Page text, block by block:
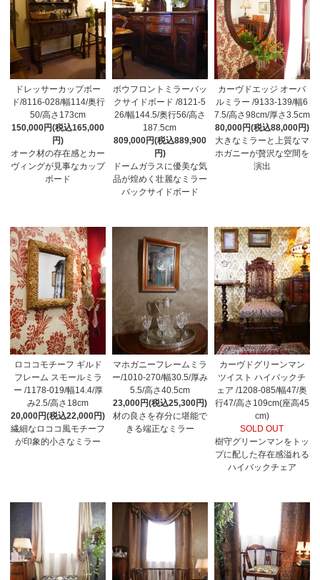
ドレッサーカップボー
ド/8116-028/幅114/奥行
50/高さ173cm
150,000円(税込165,000
円)
オーク材の存在感とカー
ヴィングが見事なカップ
ボード
ボウフロントミラーバッ
クサイドボード /8121-5
26/幅144.5/奥行56/高さ
187.5cm
809,000円(税込889,900
円)
ドームガラスに優美な気
品が煌めく壮麗なミラー
バックサイドボード
カーヴドエッジ オーバ
ルミラー /9133-139/幅6
7.5/高さ98cm/厚さ3.5cm
80,000円(税込88,000円)
大きなミラーと上質なマ
ホガニーが贅沢な空間を
演出
ロココモチーフ ギルド
フレーム スモールミラ
ー /1178-019/幅14.4/厚
み2.5/高さ18cm
20,000円(税込22,000円)
繊細なロココ風モチーフ
が印象的小さなミラー
マホガニーフレームミラ
ー/1010-270/幅30.5/厚み
5.5/高さ40.5cm
23,000円(税込25,300円)
材の良さを存分に堪能で
きる端正なミラー
カーヴドグリーンマン
ツイスト ハイバックチ
ェア /1208-085/幅47/奥
行47/高さ109cm(座高45
cm)
SOLD OUT
樹守グリーンマンをトッ
プに配した存在感溢れる
ハイバックチェア